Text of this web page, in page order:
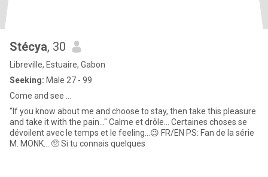
Stécya, 30
Libreville, Estuaire, Gabon
Seeking: Male 27 - 99
Come and see ...
"If you know about me and choose to stay, then take this pleasure
and take it with the pain..." Calme et drôle... Certaines choses se
dévoilent avec le temps et le feeling...😉 FR/EN PS: Fan de la série
M. MONK... 🥺 Si tu connais quelques